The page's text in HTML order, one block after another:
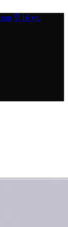
16 ул.